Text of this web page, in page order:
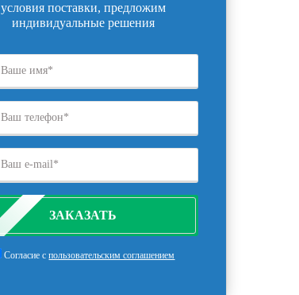
условия поставки, предложим
индивидуальные решения
ЗАКАЗАТЬ
Согласие спользовательским соглашением